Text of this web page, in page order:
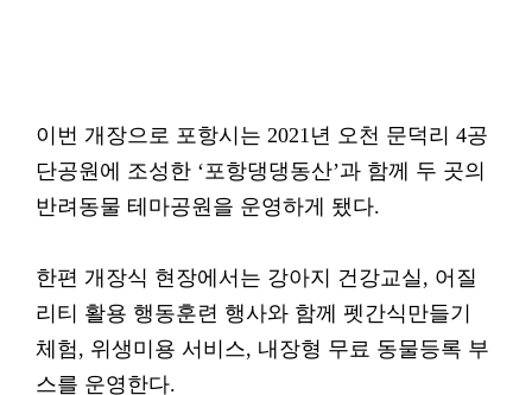
이번 개장으로 포항시는 2021년 오천 문덕리 4공
단공원에 조성한 ‘포항댕댕동산’과 함께 두 곳의
반려동물 테마공원을 운영하게 됐다.
한편 개장식 현장에서는 강아지 건강교실, 어질
리티 활용 행동훈련 행사와 함께 펫간식만들기
체험, 위생미용 서비스, 내장형 무료 동물등록 부
스를 운영한다.